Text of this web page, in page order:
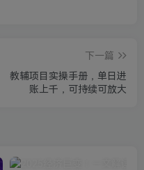
下一篇
教辅项目实操手册，单日进
账上千，可持续可放大